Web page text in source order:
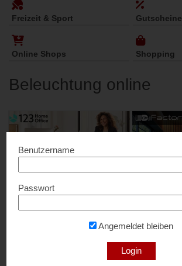
Freizeit & Sport Gutscheine
Online Shops Shopping
Beleuchtung online
Benutzername
Passwort
Angemeldet bleiben